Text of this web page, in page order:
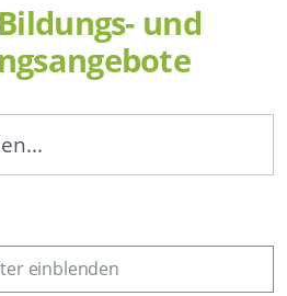
Bildungs- und
einblenden